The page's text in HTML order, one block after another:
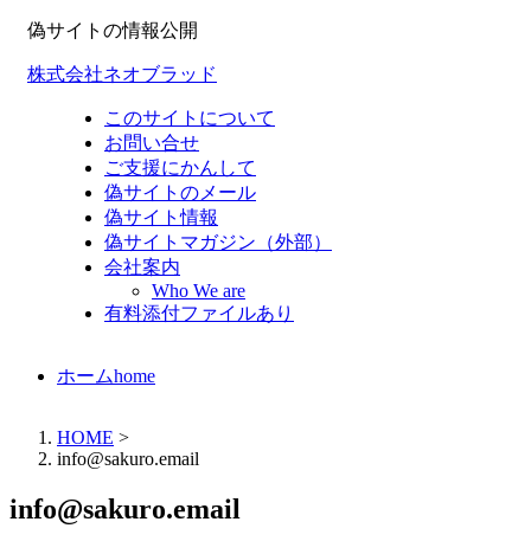
偽サイトの情報公開
株式会社ネオブラッド
このサイトについて
お問い合せ
ご支援にかんして
偽サイトのメール
偽サイト情報
偽サイトマガジン（外部）
会社案内
Who We are
有料添付ファイルあり
ホームhome
HOME >
info@sakuro.email
info@sakuro.email